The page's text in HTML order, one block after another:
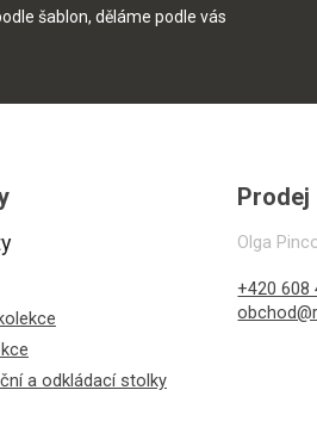
šablon, děláme podle vás
a odkládací stolky
Prodej
Olga
+420 608